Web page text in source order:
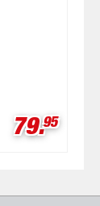
79.95